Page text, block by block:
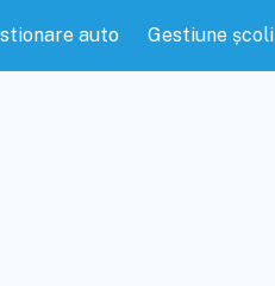
auto Gestiune școli